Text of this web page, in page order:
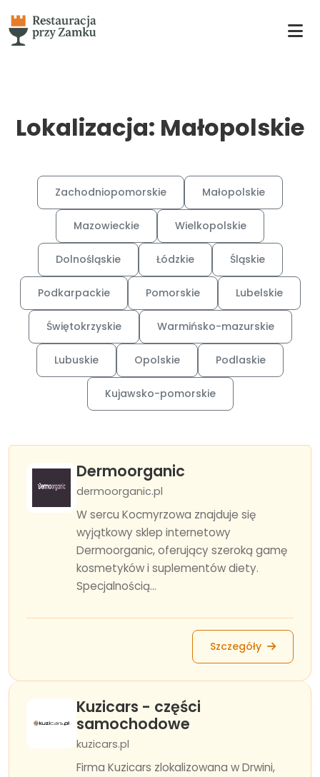
Lokalizacja: Małopolskie
Zachodniopomorskie Małopolskie
Mazowieckie Wielkopolskie
Dolnośląskie Łódzkie Śląskie
Podkarpackie Pomorskie Lubelskie
Świętokrzyskie Warmińsko-mazurskie
Lubuskie Opolskie Podlaskie
Kujawsko-pomorskie
Dermoorganic
dermoorganic.pl
W sercu Kocmyrzowa znajduje się
wyjątkowy sklep internetowy
Dermoorganic, oferujący szeroką gamę
kosmetyków i suplementów diety.
Specjalnością...
Szczegóły
Kuzicars - części
samochodowe
kuzicars.pl
Firma Kuzicars zlokalizowana w Drwini,